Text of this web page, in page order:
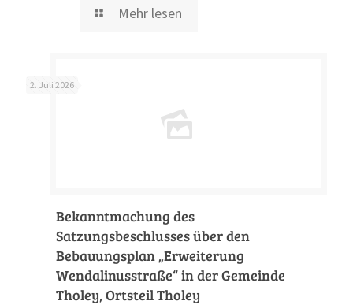
Mehr lesen
2. Juli 2026
Bekanntmachung des
Satzungsbeschlusses über den
Bebauungsplan „Erweiterung
Wendalinusstraße“ in der Gemeinde
Tholey, Ortsteil Tholey